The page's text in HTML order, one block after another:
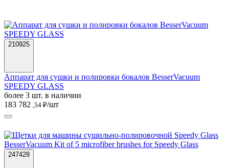
210925
Аппарат для сушки и полировки бокалов BesserVacuum
SPEEDY GLASS
более 3 шт. в наличии
183 782 ,54 ₽/шт
247428